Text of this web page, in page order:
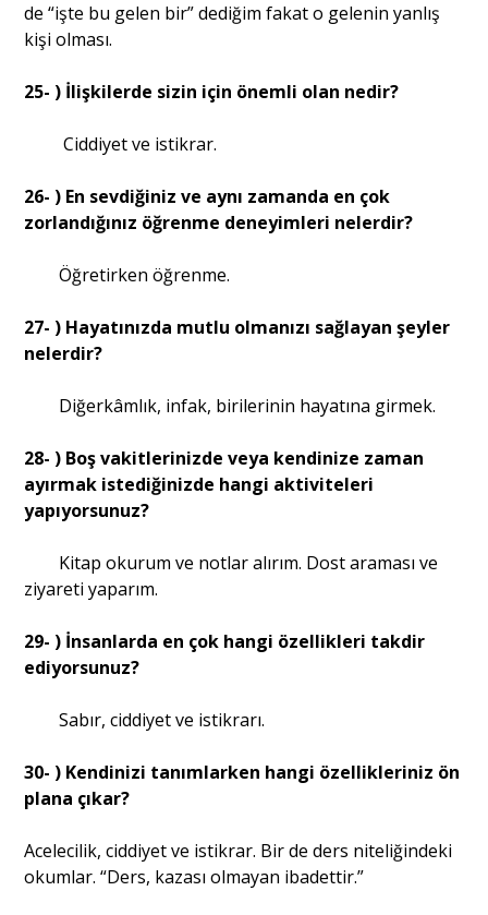
de “işte bu gelen bir” dediğim fakat o gelenin yanlış
kişi olması.
25- ) İlişkilerde sizin için önemli olan nedir?
Ciddiyet ve istikrar.
26- ) En sevdiğiniz ve aynı zamanda en çok
zorlandığınız öğrenme deneyimleri nelerdir?
Öğretirken öğrenme.
27- ) Hayatınızda mutlu olmanızı sağlayan şeyler
nelerdir?
Diğerkâmlık, infak, birilerinin hayatına girmek.
28- ) Boş vakitlerinizde veya kendinize zaman
ayırmak istediğinizde hangi aktiviteleri
yapıyorsunuz?
Kitap okurum ve notlar alırım. Dost araması ve
ziyareti yaparım.
29- ) İnsanlarda en çok hangi özellikleri takdir
ediyorsunuz?
Sabır, ciddiyet ve istikrarı.
30- ) Kendinizi tanımlarken hangi özellikleriniz ön
plana çıkar?
Acelecilik, ciddiyet ve istikrar. Bir de ders niteliğindeki
okumlar. “Ders, kazası olmayan ibadettir.”